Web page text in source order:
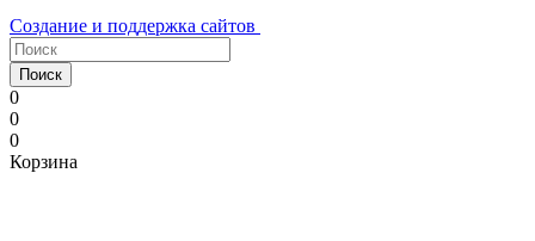
Создание и поддержка сайтов
Поиск
0
0
0
Корзина